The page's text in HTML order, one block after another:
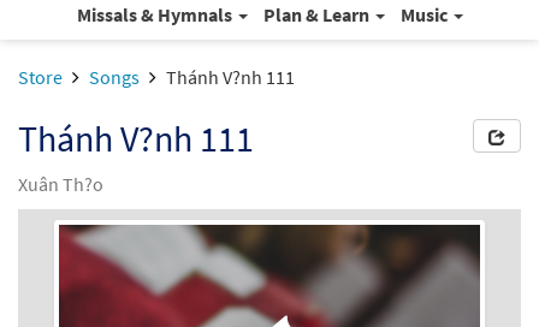
Missals & Hymnals Plan & Learn Music
Store Songs Thánh V?nh 111
Thánh V?nh 111
Xuân Th?o